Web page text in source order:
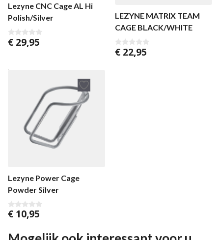
Lezyne CNC Cage AL Hi
Polish/Silver
0
v
€ 29,95
LEZYNE MATRIX TEAM
CAGE BLACK/WHITE
0
v
€ 22,95
Lezyne Power Cage
Powder Silver
0
n
€ 10,95